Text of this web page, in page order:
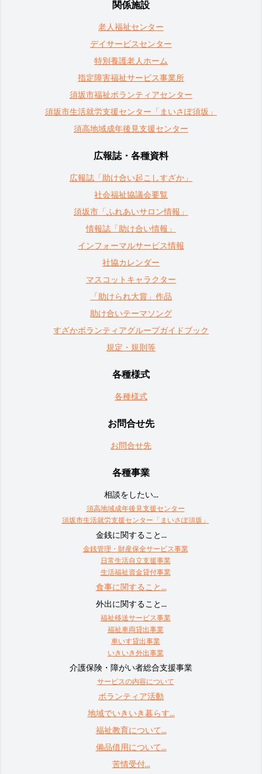
関係施設
老人福祉センター
デイサービスセンター
特別養護老人ホーム
指定障害福祉サービス事業所
須坂市福祉ボランティアセンター
須坂市生活就労支援センター「まいさぽ須坂」
須高地域成年後見支援センター
広報誌・各種資料
広報誌「助け合い起こしすざか」
社会福祉協議会要覧
須坂市「ふれあいサロン情報」
情報誌「助け合い情報」
インフォーマルサービス情報
社協カレンダー
マスコットキャラクター
「助けられ大賞」作品
助け合いテーマソング
すざかボランティアグループガイドブック
規定・規則等
各種様式
各種様式
お問合せ先
お問合せ先
各種事業
相談をしたい...
須高地域成年後見支援センター
須坂市生活就労支援センター「まいさぽ須坂」
金銭に関すること...
金銭管理・財産保全サービス事業
日常生活自立支援事業
生活福祉資金貸付事業
食事に関すること...
外出に関すること...
福祉移送サービス事業
福祉車両貸出事業
車いす貸出事業
いきいき外出事業
介護保険・障がい者総合支援事業
サービスの内容について
ボランティア活動
地域でいきいき暮らす...
福祉教育について...
備品借用について...
苦情受付...